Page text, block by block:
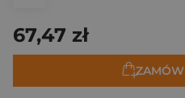
67,47 zł